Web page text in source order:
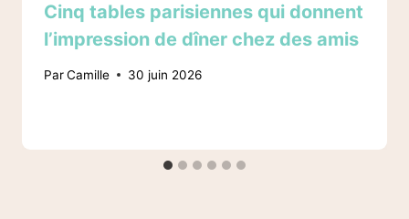
Cinq tables parisiennes qui donnent
l’impression de dîner chez des amis
ParCamille 30 juin 2026